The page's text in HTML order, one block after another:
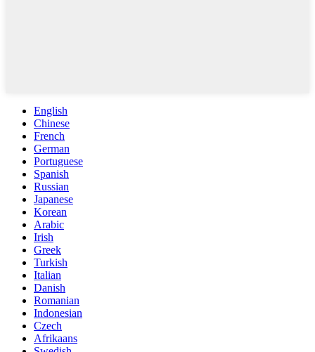
English
Chinese
French
German
Portuguese
Spanish
Russian
Japanese
Korean
Arabic
Irish
Greek
Turkish
Italian
Danish
Romanian
Indonesian
Czech
Afrikaans